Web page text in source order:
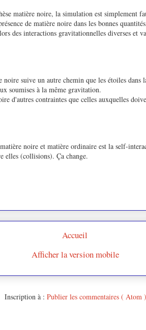
matière noire, la simulation est simplement
de matière noire dans les bonnes
des interactions gravitationnelles diverses et
noire suive un autre chemin que les étoiles dans
soumises à la même gravitation.
d'autres contraintes que celles auxquelles
noire et matière ordinaire est la self-
elles (collisions). Ça change.
Accueil
Afficher la version mobile
Inscription à : Publier les commentaires ( Atom )